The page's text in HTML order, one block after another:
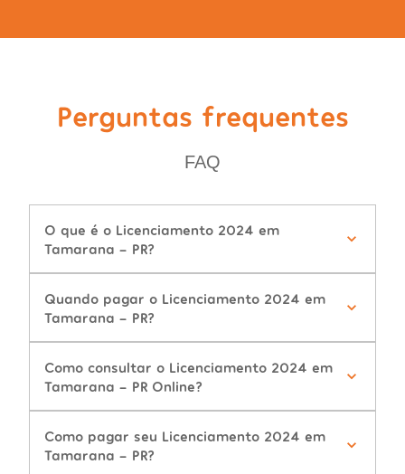
Perguntas frequentes
FAQ
O que é o Licenciamento 2024 em
Tamarana - PR?
Quando pagar o Licenciamento 2024 em
Tamarana - PR?
Como consultar o Licenciamento 2024 em
Tamarana - PR Online?
Como pagar seu Licenciamento 2024 em
Tamarana - PR?